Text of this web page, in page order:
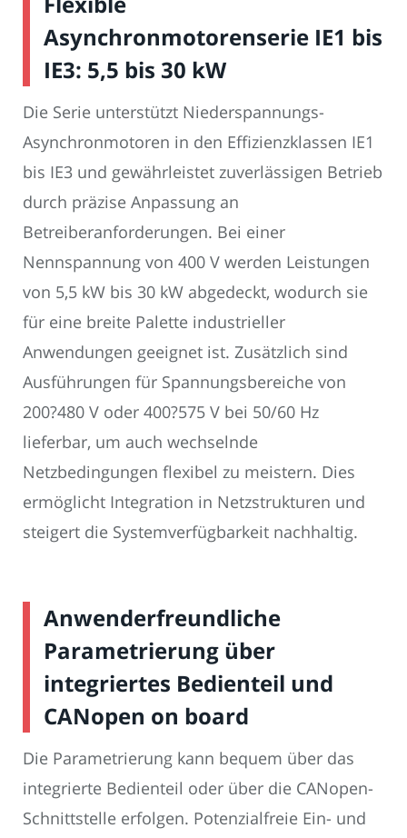
Asynchronmotorenserie IE1 bis
IE3: 5,5 bis 30 kW
Die Serie unterstützt Niederspannungs-
Asynchronmotoren in den Effizienzklassen IE1
bis IE3 und gewährleistet zuverlässigen Betrieb
durch präzise Anpassung an
Betreiberanforderungen. Bei einer
Nennspannung von 400 V werden Leistungen
von 5,5 kW bis 30 kW abgedeckt, wodurch sie
für eine breite Palette industrieller
Anwendungen geeignet ist. Zusätzlich sind
Ausführungen für Spannungsbereiche von
200?480 V oder 400?575 V bei 50/60 Hz
lieferbar, um auch wechselnde
Netzbedingungen flexibel zu meistern. Dies
ermöglicht Integration in Netzstrukturen und
steigert die Systemverfügbarkeit nachhaltig.
Anwenderfreundliche
Parametrierung über
integriertes Bedienteil und
CANopen on board
Die Parametrierung kann bequem über das
integrierte Bedienteil oder über die CANopen-
Schnittstelle erfolgen. Potenzialfreie Ein- und